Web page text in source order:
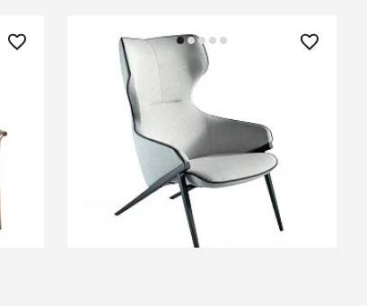
163 990 ₽
Кресло со стальным каркасом
A125 /5009
В КОРЗИНУ